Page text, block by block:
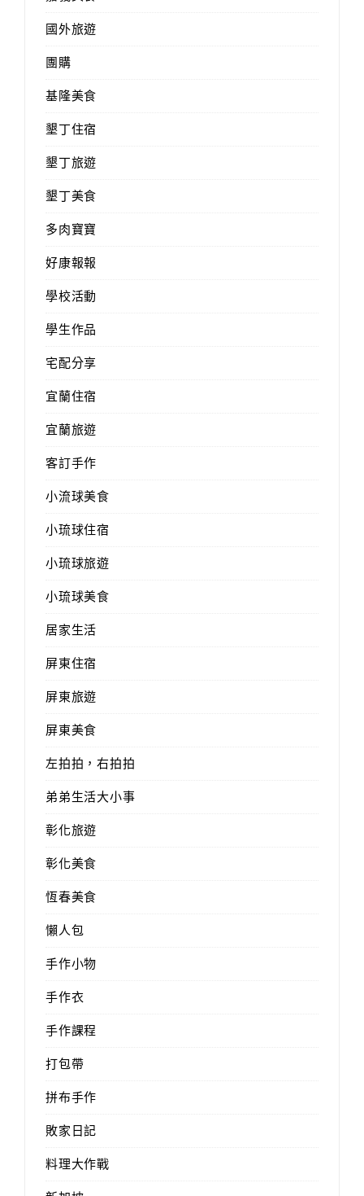
國外旅遊
團購
基隆美食
墾丁住宿
墾丁旅遊
墾丁美食
多肉寶寶
好康報報
學校活動
學生作品
宅配分享
宜蘭住宿
宜蘭旅遊
客訂手作
小流球美食
小琉球住宿
小琉球旅遊
小琉球美食
居家生活
屏東住宿
屏東旅遊
屏東美食
左拍拍，右拍拍
弟弟生活大小事
彰化旅遊
彰化美食
恆春美食
懶人包
手作小物
手作衣
手作課程
打包帶
拼布手作
敗家日記
料理大作戰